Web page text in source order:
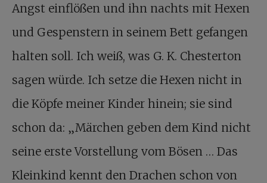
Angst einflößen und ihn nachts mit Hexen
und Gespenstern in seinem Bett gefangen
halten soll. Ich weiß, was G. K. Chesterton
sagen würde. Ich setze die Hexen nicht in
die Köpfe meiner Kinder hinein; sie sind
schon da: „Märchen geben dem Kind nicht
seine erste Vorstellung vom Bösen … Das
Kleinkind kennt den Drachen schon von